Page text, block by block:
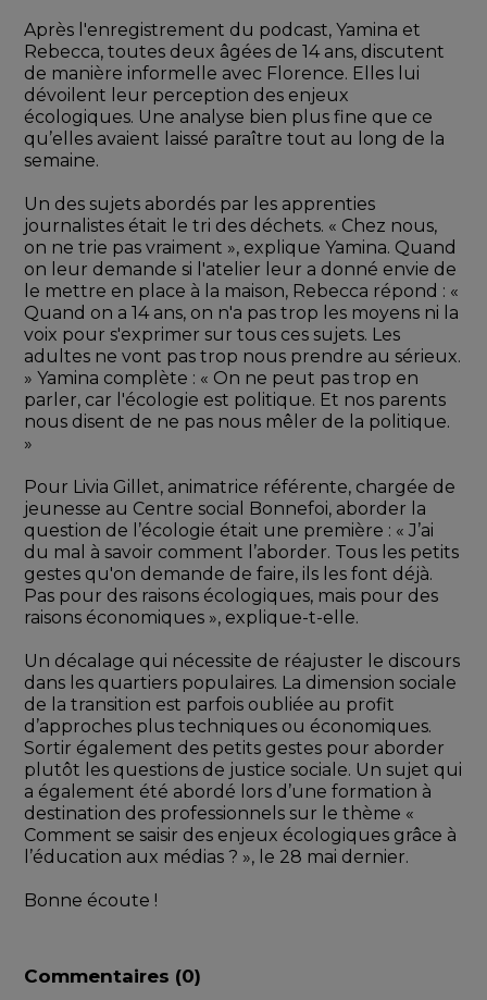
Après l'enregistrement du podcast, Yamina et
Rebecca, toutes deux âgées de 14 ans, discutent
de manière informelle avec Florence. Elles lui
dévoilent leur perception des enjeux
écologiques. Une analyse bien plus fine que ce
qu’elles avaient laissé paraître tout au long de la
semaine.
Un des sujets abordés par les apprenties
journalistes était le tri des déchets. « Chez nous,
on ne trie pas vraiment », explique Yamina. Quand
on leur demande si l'atelier leur a donné envie de
le mettre en place à la maison, Rebecca répond : «
Quand on a 14 ans, on n'a pas trop les moyens ni la
voix pour s'exprimer sur tous ces sujets. Les
adultes ne vont pas trop nous prendre au sérieux.
» Yamina complète : « On ne peut pas trop en
parler, car l'écologie est politique. Et nos parents
nous disent de ne pas nous mêler de la politique.
»
Pour Livia Gillet, animatrice référente, chargée de
jeunesse au Centre social Bonnefoi, aborder la
question de l’écologie était une première : « J’ai
du mal à savoir comment l’aborder. Tous les petits
gestes qu'on demande de faire, ils les font déjà.
Pas pour des raisons écologiques, mais pour des
raisons économiques », explique-t-elle.
Un décalage qui nécessite de réajuster le discours
dans les quartiers populaires. La dimension sociale
de la transition est parfois oubliée au profit
d’approches plus techniques ou économiques.
Sortir également des petits gestes pour aborder
plutôt les questions de justice sociale. Un sujet qui
a également été abordé lors d’une formation à
destination des professionnels sur le thème «
Comment se saisir des enjeux écologiques grâce à
l’éducation aux médias ? », le 28 mai dernier.
Bonne écoute !
Commentaires (0)